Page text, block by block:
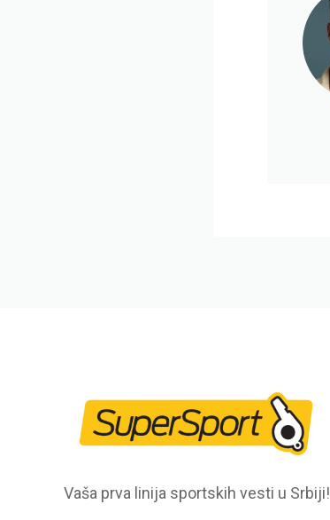
Vaša prva linija sportskih vesti u Srbiji!